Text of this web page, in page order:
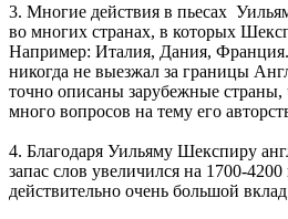
3. Многие действия в пьесах
во многих странах, в которых
Например: Италия, Дания,
никогда не выезжал за границы
точно описаны зарубежные страны,
много вопросов на тему его
4. Благодаря Уильяму Шекспиру
запас слов увеличился на 1700-
действительно очень большой